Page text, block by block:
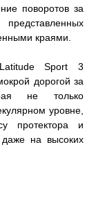
поворотов за
краями.
Sport 3
дорогой за
не только
уровне,
протектора и
даже на высоких